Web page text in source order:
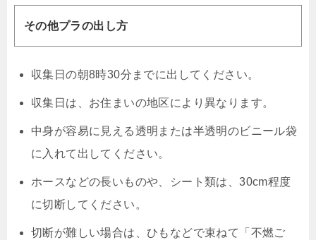
その他プラの出し方
収集日の朝8時30分までに出してください。
収集日は、お住まいの地区により異なります。
中身が容易に見える透明または半透明のビニール袋
に入れて出してください。
ホースなどの長いものや、シート類は、30cm程度
に切断してください。
切断が難しい場合は、ひもなどで束ねて「不燃ご